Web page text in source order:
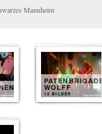
Mannheim
PATENBRIGADE
WOLFF
12 BILDER